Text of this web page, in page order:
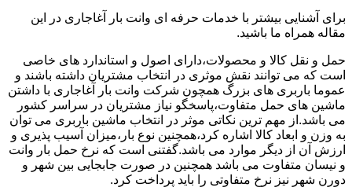
برای آشنایی بیشتر با خدمات حرفه ای وانت بار آغاجاری در این
مقاله همراه ما باشید.
حمل و نقل کالا و محصولات،دارای اصول و استاندارد های خاصی
است که می توانند نقش موثری در انتخاب مشتریان داشته باشند و
عموما باربری های بزرگ همچون شرکت وانت بار آغاجاری با داشتن
ماشین های حمل متفاوت،پاسخگو نیاز مشتریان در سراسر کشور
می باشد.از مهم ترین نکاتی موثر در انتخاب ماشین باربری می توان
به وزن و ابعاد کالا اشاره کرد،همچنین نوع بار،میزان آسیب پذیری و
ارزش آن از دیگر موارد می باشد.گفتنی است که نرخ حمل بار وانت
و نیسان متفاوت می باشد همچنین در صورت جابجایی بین شهر و
دورن شهر نیز نرخ متفاوتی را باید پرداخت کرد.